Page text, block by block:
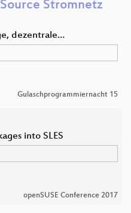
Stromnetz
dezentrale…
Gulaschprogrammiernacht 15
into SLES
openSUSE Conference 2017